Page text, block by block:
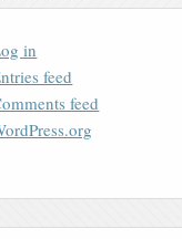
in
feed
feed